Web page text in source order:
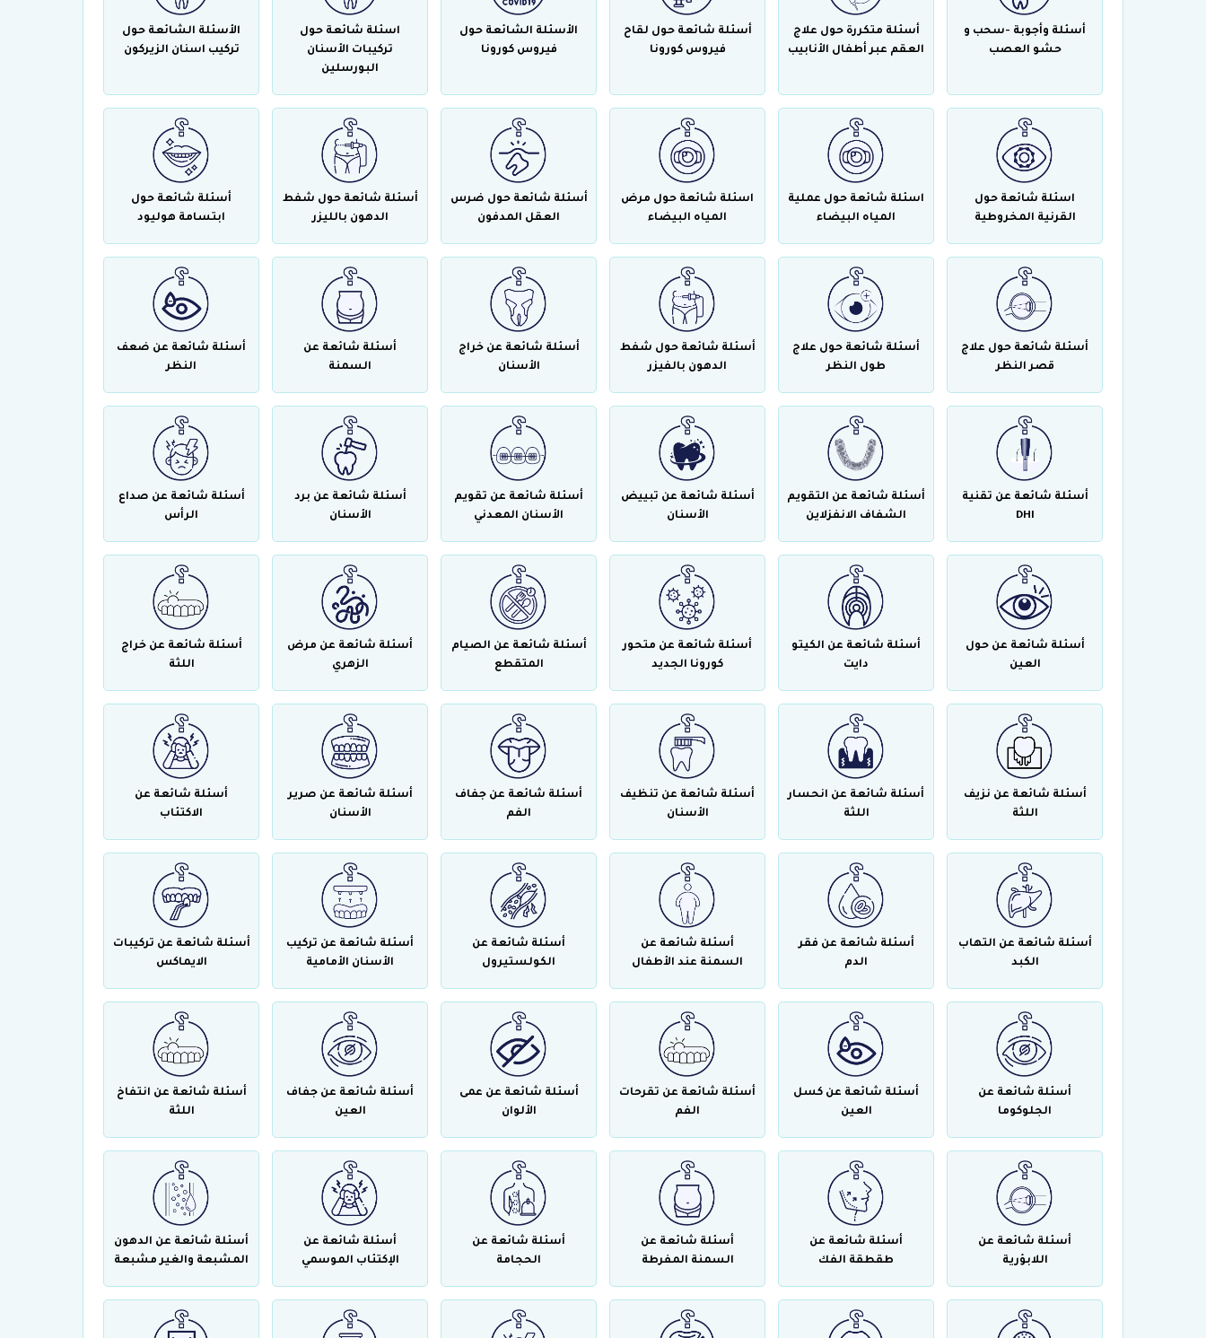
أسئلة وأجوبة -سحب و
حشو العصب
أسئلة متكررة حول علاج
العقم عبر أطفال الأنابيب
أسئلة شائعة حول لقاح
فيروس كورونا
الأسئلة الشائعة حول
فيروس كورونا
اسئلة شائعة حول
تركيبات الأسنان
البورسلين
الأسئلة الشائعة حول
تركيب اسنان الزيركون
اسئلة شائعة حول
القرنية المخروطية
اسئلة شائعة حول عملية
المياه البيضاء
اسئلة شائعة حول مرض
المياه البيضاء
أسئلة شائعة حول ضرس
العقل المدفون
أسئلة شائعة حول شفط
الدهون بالليزر
أسئلة شائعة حول
ابتسامة هوليود
أسئلة شائعة حول علاج
قصر النظر
أسئلة شائعة حول علاج
طول النظر
أسئلة شائعة حول شفط
الدهون بالفيزر
أسئلة شائعة عن خراج
الأسنان
أسئلة شائعة عن
السمنة
أسئلة شائعة عن ضعف
النظر
أسئلة شائعة عن تقنية
DHI
أسئلة شائعة عن التقويم
الشفاف الانفزلاين
أسئلة شائعة عن تبييض
الأسنان
أسئلة شائعة عن تقويم
الأسنان المعدني
أسئلة شائعة عن برد
الأسنان
أسئلة شائعة عن صداع
الرأس
أسئلة شائعة عن حول
العين
أسئلة شائعة عن الكيتو
دايت
أسئلة شائعة عن متحور
كورونا الجديد
أسئلة شائعة عن الصيام
المتقطع
أسئلة شائعة عن مرض
الزهري
أسئلة شائعة عن خراج
اللثة
أسئلة شائعة عن نزيف
اللثة
أسئلة شائعة عن انحسار
اللثة
أسئلة شائعة عن تنظيف
الأسنان
أسئلة شائعة عن جفاف
الفم
أسئلة شائعة عن صرير
الأسنان
أسئلة شائعة عن
الاكتئاب
أسئلة شائعة عن التهاب
الكبد
أسئلة شائعة عن فقر
الدم
أسئلة شائعة عن
السمنة عند الأطفال
أسئلة شائعة عن
الكولستيرول
أسئلة شائعة عن تركيب
الأسنان الأمامية
أسئلة شائعة عن تركيبات
الايماكس
أسئلة شائعة عن
الجلوكوما
أسئلة شائعة عن كسل
العين
أسئلة شائعة عن تقرحات
الفم
أسئلة شائعة عن عمى
الألوان
أسئلة شائعة عن جفاف
العين
أسئلة شائعة عن انتفاخ
اللثة
أسئلة شائعة عن
اللابؤرية
أسئلة شائعة عن
طقطقة الفك
أسئلة شائعة عن
السمنة المفرطة
أسئلة شائعة عن
الحجامة
أسئلة شائعة عن
الإكتئاب الموسمي
أسئلة شائعة عن الدهون
المشبعة والغير مشبعة